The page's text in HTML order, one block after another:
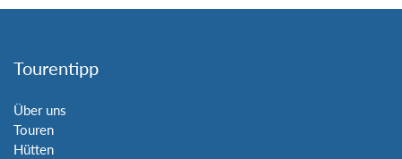
Tourentipp
Über uns
Touren
Hütten